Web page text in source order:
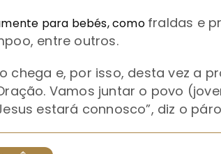
para bebés, como fraldas e
entre outros.
chega e, por isso, desta vez a
Vamos juntar o povo
estará connosco”, diz o